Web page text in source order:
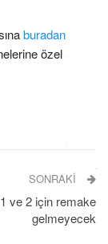
buradan
özel
SONRAKI
ve 2 için remake
gelmeyecek